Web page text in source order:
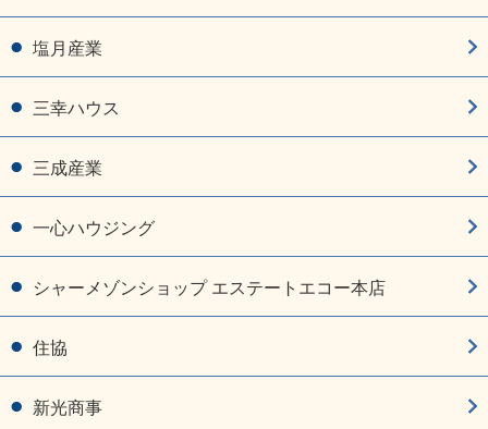
塩月産業
三幸ハウス
三成産業
一心ハウジング
シャーメゾンショップ エステートエコー本店
住協
新光商事